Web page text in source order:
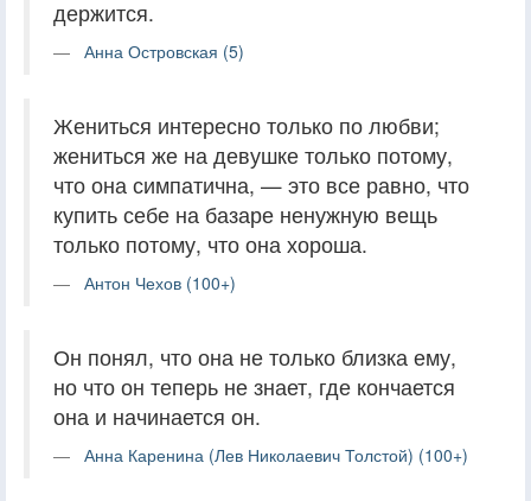
держится.
Анна Островская (5)
Жениться интересно только по любви;
жениться же на девушке только потому,
что она симпатична, — это все равно, что
купить себе на базаре ненужную вещь
только потому, что она хороша.
Антон Чехов (100+)
Он понял, что она не только близка ему,
но что он теперь не знает, где кончается
она и начинается он.
Анна Каренина (Лев Николаевич Толстой) (100+)